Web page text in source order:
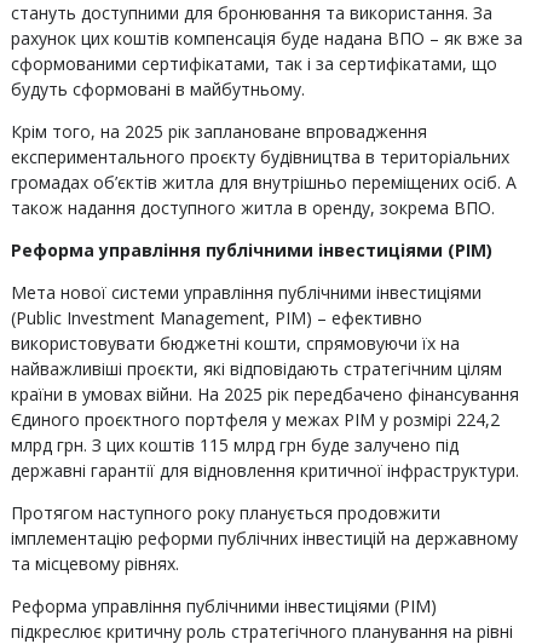
стануть доступними для бронювання та використання. За
рахунок цих коштів компенсація буде надана ВПО – як вже за
сформованими сертифікатами, так і за сертифікатами, що
будуть сформовані в майбутньому.
Крім того, на 2025 рік заплановане впровадження
експериментального проєкту будівництва в територіальних
громадах об’єктів житла для внутрішньо переміщених осіб. А
також надання доступного житла в оренду, зокрема ВПО.
Реформа управління публічними інвестиціями (PIM)
Мета нової системи управління публічними інвестиціями
(Public Investment Management, PIM) – ефективно
використовувати бюджетні кошти, спрямовуючи їх на
найважливіші проєкти, які відповідають стратегічним цілям
країни в умовах війни. На 2025 рік передбачено фінансування
Єдиного проєктного портфеля у межах PIM у розмірі 224,2
млрд грн. З цих коштів 115 млрд грн буде залучено під
державні гарантії для відновлення критичної інфраструктури.
Протягом наступного року планується продовжити
імплементацію реформи публічних інвестицій на державному
та місцевому рівнях.
Реформа управління публічними інвестиціями (PIM)
підкреслює критичну роль стратегічного планування на рівні